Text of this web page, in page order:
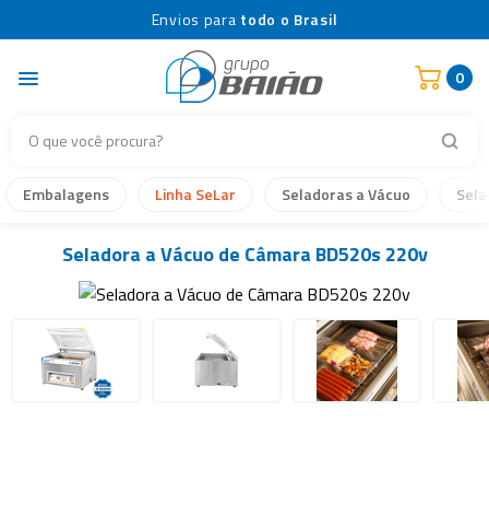
Envios para todo o Brasil
0
Embalagens Linha SeLar Seladoras a Vácuo
Seladora a Vácuo de Câmara BD520s 220v